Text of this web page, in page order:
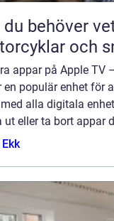
behöver
och
appar på Apple TV
en populär enhet för
alla digitala
ut eller ta bort appar